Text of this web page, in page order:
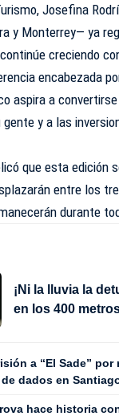
Josefina
y Monterrey— ya
creciendo
encabezada
aspira a
y a las
que esta edición
entre los
durante
¡Ni la lluvia la
en los 400
a “El Sade”
dados en
hace historia